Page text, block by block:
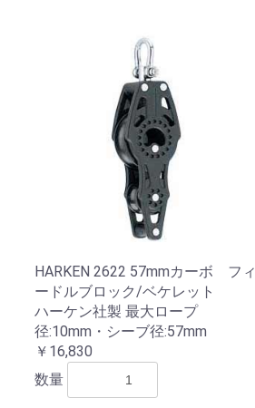
HARKEN 2622 57mmカーボ フィ
ードルブロック/ベケレット
ハーケン社製 最大ロープ
径:10mm・シーブ径:57mm
￥16,830
数量